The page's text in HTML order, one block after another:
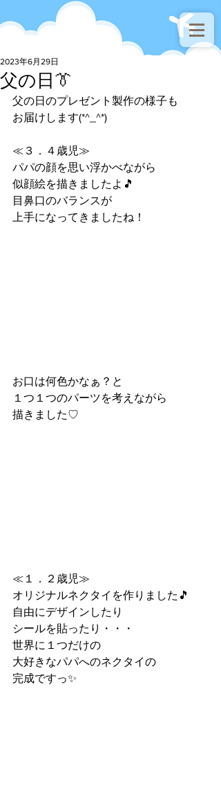
父の日👔
2023年6月29日
父の日のプレゼント製作の様子も
お届けします(*^_^*)
≪３．４歳児≫
パパの顔を思い浮かべながら
似顔絵を描きましたよ🎵
目鼻口のバランスが
上手になってきましたね！
お口は何色かなぁ？と
１つ１つのパーツを考えながら
描きました♡
≪１．２歳児≫
オリジナルネクタイを作りました🎵
自由にデザインしたり
シールを貼ったり・・・
世界に１つだけの
大好きなパパへのネクタイの
完成ですっ✨